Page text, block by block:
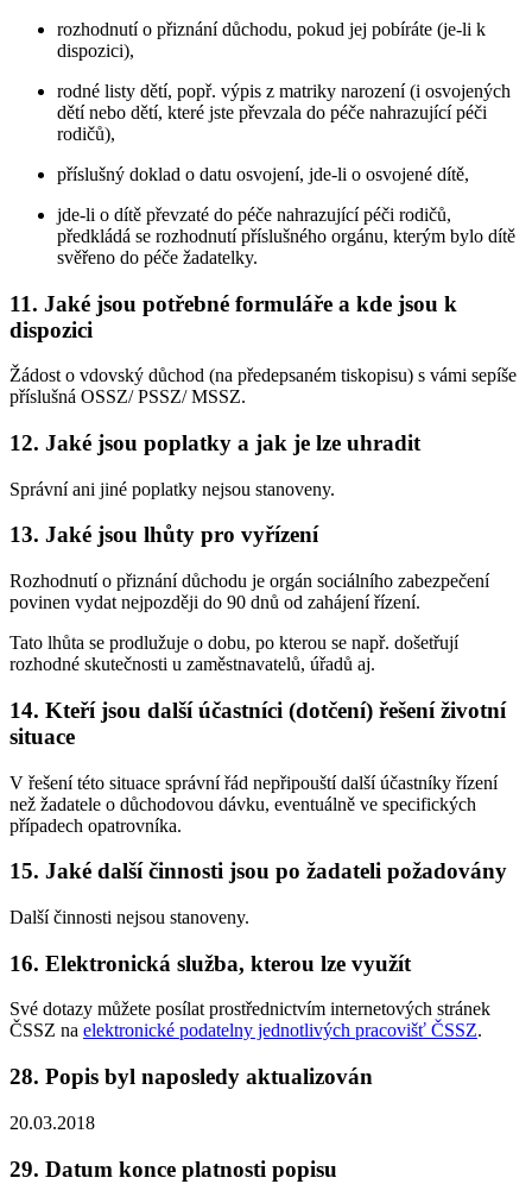
rozhodnutí o přiznání důchodu, pokud jej pobíráte (je-li k
dispozici),
rodné listy dětí, popř. výpis z matriky narození (i osvojených
dětí nebo dětí, které jste převzala do péče nahrazující péči
rodičů),
příslušný doklad o datu osvojení, jde-li o osvojené dítě,
jde-li o dítě převzaté do péče nahrazující péči rodičů,
předkládá se rozhodnutí příslušného orgánu, kterým bylo dítě
svěřeno do péče žadatelky.
11. Jaké jsou potřebné formuláře a kde jsou k
dispozici
Žádost o vdovský důchod (na předepsaném tiskopisu) s vámi sepíše
příslušná OSSZ/ PSSZ/ MSSZ.
12. Jaké jsou poplatky a jak je lze uhradit
Správní ani jiné poplatky nejsou stanoveny.
13. Jaké jsou lhůty pro vyřízení
Rozhodnutí o přiznání důchodu je orgán sociálního zabezpečení
povinen vydat nejpozději do 90 dnů od zahájení řízení.
Tato lhůta se prodlužuje o dobu, po kterou se např. došetřují
rozhodné skutečnosti u zaměstnavatelů, úřadů aj.
14. Kteří jsou další účastníci (dotčení) řešení životní
situace
V řešení této situace správní řád nepřipouští další účastníky řízení
než žadatele o důchodovou dávku, eventuálně ve specifických
případech opatrovníka.
15. Jaké další činnosti jsou po žadateli požadovány
Další činnosti nejsou stanoveny.
16. Elektronická služba, kterou lze využít
Své dotazy můžete posílat prostřednictvím internetových stránek
ČSSZ na elektronické podatelny jednotlivých pracovišť ČSSZ.
28. Popis byl naposledy aktualizován
20.03.2018
29. Datum konce platnosti popisu